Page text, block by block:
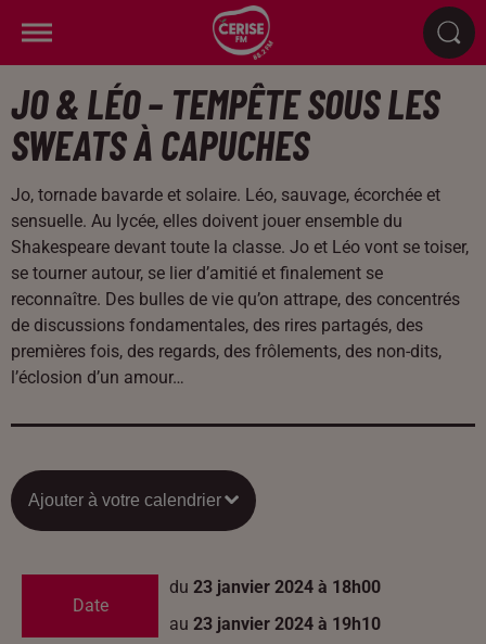
JO & LÉO – TEMPÊTE SOUS LES
SWEATS À CAPUCHES
Jo, tornade bavarde et solaire. Léo, sauvage, écorchée et
sensuelle. Au lycée, elles doivent jouer ensemble du
Shakespeare devant toute la classe. Jo et Léo vont se toiser,
se tourner autour, se lier d’amitié et finalement se
reconnaître. Des bulles de vie qu’on attrape, des concentrés
de discussions fondamentales, des rires partagés, des
premières fois, des regards, des frôlements, des non-dits,
l’éclosion d’un amour…
Ajouter à votre calendrier
Date
du 23 janvier 2024 à 18h00
au 23 janvier 2024 à 19h10